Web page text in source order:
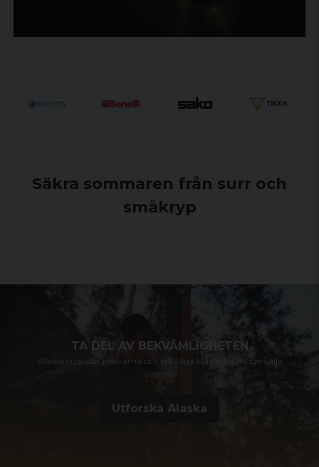
Säkra sommaren från surr och
småkryp
TA DEL AV BEKVÄMLIGHETEN
Alaska erbjuder bekväma och pålitliga kläder för skogen alla
äventyr
Utforska Alaska